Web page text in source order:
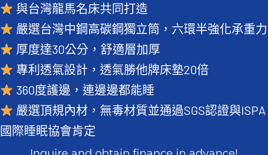
名人推薦
好評推薦
品質嚴選
常見QA
與台灣龍馬名床共同打造
嚴選台灣中鋼高碳鋼獨立筒，六環半強化承重力
厚度達30公分，舒適層加厚
專利透氣設計，透氣勝他牌床墊20倍
360度護邊，連邊邊都能睡
嚴選頂規內材，無毒材質並通過SGS認證與ISPA
國際睡眠協會肯定